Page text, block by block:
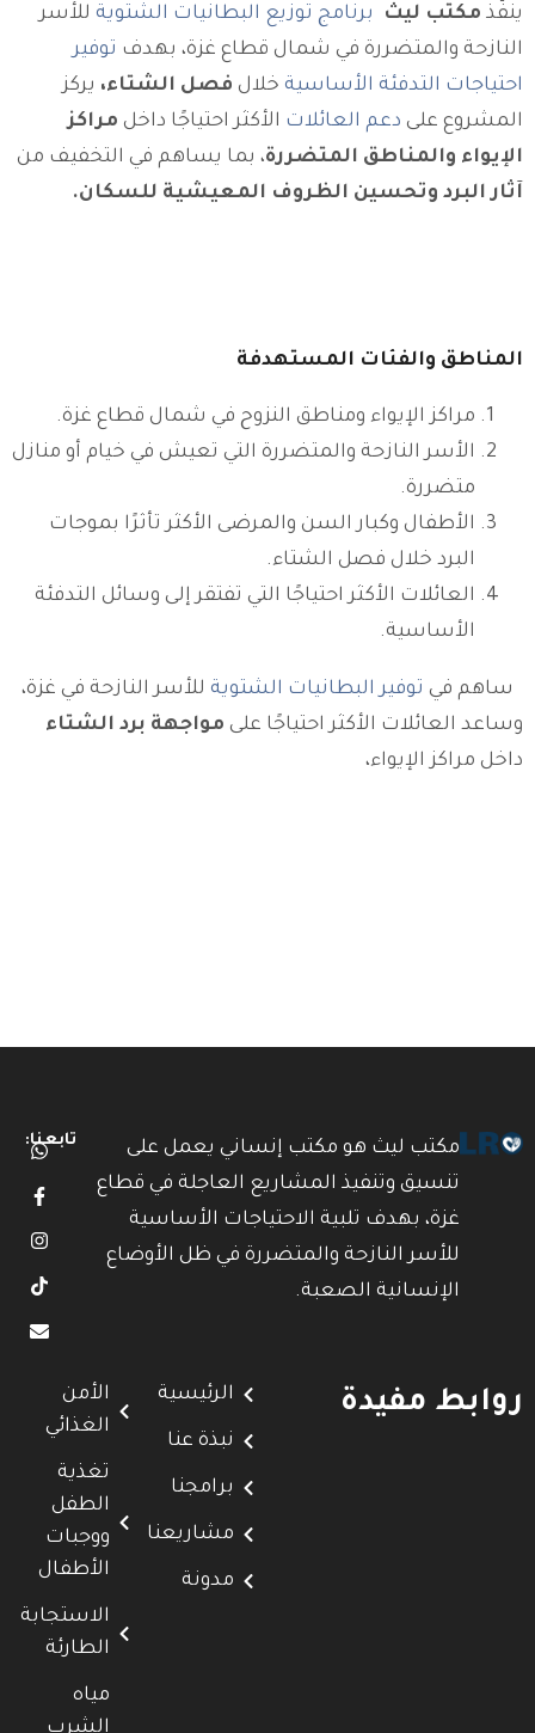
ينفّذ مكتب ليث برنامج توزيع البطانيات الشتوية للأسر
النازحة والمتضررة في شمال قطاع غزة، بهدف توفير
احتياجات التدفئة الأساسية خلال فصل الشتاء، يركز
المشروع على دعم العائلات الأكثر احتياجًا داخل مراكز
الإيواء والمناطق المتضررة، بما يساهم في التخفيف من
آثار البرد وتحسين الظروف المعيشية للسكان.
المناطق والفئات المستهدفة
مراكز الإيواء ومناطق النزوح في شمال قطاع غزة.
الأسر النازحة والمتضررة التي تعيش في خيام أو منازل
متضررة.
الأطفال وكبار السن والمرضى الأكثر تأثرًا بموجات
البرد خلال فصل الشتاء.
العائلات الأكثر احتياجًا التي تفتقر إلى وسائل التدفئة
الأساسية.
ساهم في توفير البطانيات الشتوية للأسر النازحة في غزة،
وساعد العائلات الأكثر احتياجًا على مواجهة برد الشتاء
داخل مراكز الإيواء،
مكتب ليث هو مكتب إنساني يعمل على
تنسيق وتنفيذ المشاريع العاجلة في قطاع
غزة، بهدف تلبية الاحتياجات الأساسية
للأسر النازحة والمتضررة في ظل الأوضاع
الإنسانية الصعبة.
تابعنا:
روابط مفيدة الرئيسية
نبذة عنا
برامجنا
مشاريعنا
مدونة
الأمن
الغذائي
تغذية
الطفل
ووجبات
الأطفال
الاستجابة
الطارئة
مياه
الشرب